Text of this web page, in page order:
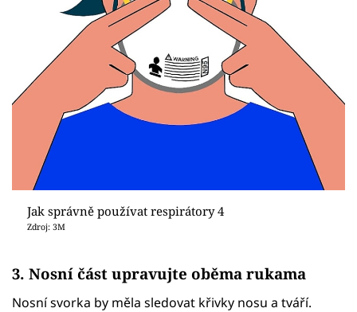
Jak správně používat respirátory 4
Zdroj: 3M
3. Nosní část upravujte oběma rukama
Nosní svorka by měla sledovat křivky nosu a tváří.